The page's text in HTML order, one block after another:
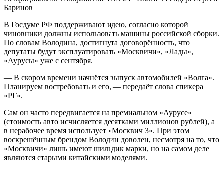
Баринов
В Госдуме РФ поддерживают идею, согласно которой
чиновники должны использовать машины российской сборки.
По словам Володина, достигнута договорённость, что
депутаты будут эксплуатировать «Москвичи», «Лады»,
«Аурусы» уже с сентября.
— В скором времени начнётся выпуск автомобилей «Волга».
Планируем востребовать и его, — передаёт слова спикера
«РГ».
Сам он часто передвигается на премиальном «Аурусе»
(стоимость авто исчисляется десятками миллионов рублей), а
в нерабочее время использует «Москвич 3». При этом
воскрешённым брендом Володин доволен, несмотря на то, что
«Москвичи» лишь имеют шильдик марки, но на самом деле
являются старыми китайскими моделями.